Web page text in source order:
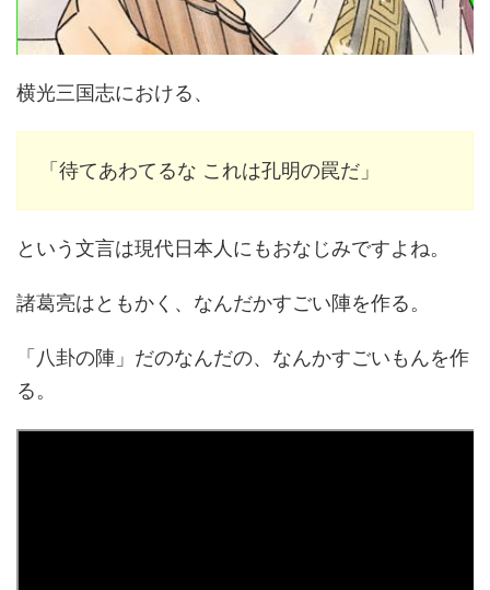
横光三国志における、
「待てあわてるな これは孔明の罠だ」
という文言は現代日本人にもおなじみですよね。
諸葛亮はともかく、なんだかすごい陣を作る。
「八卦の陣」だのなんだの、なんかすごいもんを作
る。